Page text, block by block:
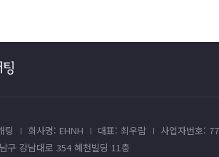
팅 회사명: EHNH 대표: 최우람
사업자번호:
구 강남대로 354 혜천빌딩 11층